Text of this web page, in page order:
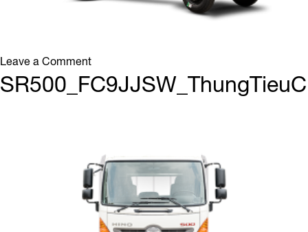
Leave a Commenton
SR500_FC9JJSW_ThungTieuChuan_2